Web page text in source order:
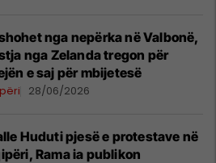
nga nepërka në Valbonë,
nga Zelanda tregon për
e saj për mbijetesë
28/06/2026
Huduti pjesë e protestave në
Rama ia publikon